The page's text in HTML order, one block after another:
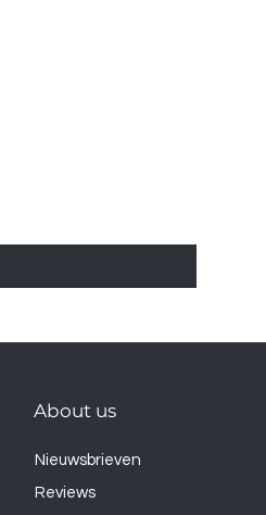
About us
Nieuwsbrieven
Reviews